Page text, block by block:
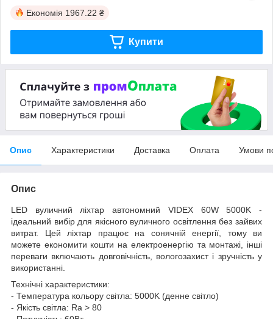
Економія 1967.22 ₴
Купити
Опис Характеристики Доставка Оплата Умови
Опис
LED вуличний ліхтар автономний VIDEX 60W 5000K -
ідеальний вибір для якісного вуличного освітлення без зайвих
витрат. Цей ліхтар працює на сонячній енергії, тому ви
можете економити кошти на електроенергію та монтажі, інші
переваги включають довговічність, вологозахист і зручність у
використанні.
Технічні характеристики:
- Температура кольору світла: 5000K (денне світло)
- Якість світла: Ra > 80